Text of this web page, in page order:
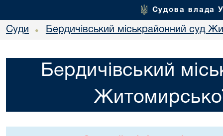
Судова влада
Суди • Бердичівський міськрайонний суд
Бердичівський